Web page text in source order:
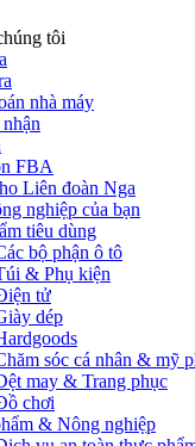
tôi
nhà máy
FBA
Liên đoàn Nga
nghiệp của bạn
tiêu dùng
bộ phận ô tô
& Phụ kiện
tử
dép
sóc cá nhân & mỹ
may & Trang phục
chơi
& Nông nghiệp